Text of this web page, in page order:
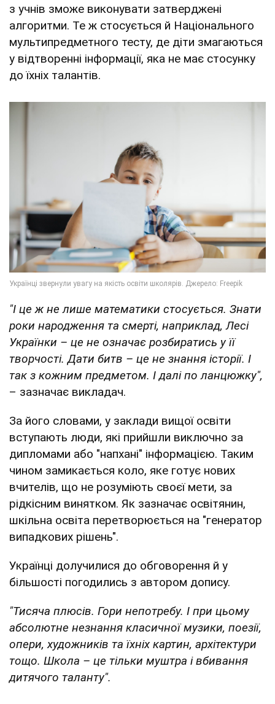
з учнів зможе виконувати затверджені
алгоритми. Те ж стосується й Національного
мультипредметного тесту, де діти змагаються
у відтворенні інформації, яка не має стосунку
до їхніх талантів.
"І це ж не лише математики стосується. Знати
роки народження та смерті, наприклад, Лесі
Українки – це не означає розбиратись у її
творчості. Дати битв – це не знання історії. І
так з кожним предметом. І далі по ланцюжку",
– зазначає викладач.
За його словами, у заклади вищої освіти
вступають люди, які прийшли виключно за
дипломами або "напхані" інформацією. Таким
чином замикається коло, яке готує нових
вчителів, що не розуміють своєї мети, за
рідкісним винятком. Як зазначає освітянин,
шкільна освіта перетворюється на "генератор
випадкових рішень".
Українці долучилися до обговорення й у
більшості погодились з автором допису.
"Тисяча плюсів. Гори непотребу. І при цьому
абсолютне незнання класичної музики, поезії,
опери, художників та їхніх картин, архітектури
тощо. Школа – це тільки муштра і вбивання
дитячого таланту".